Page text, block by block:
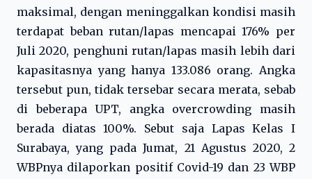
maksimal, dengan meninggalkan kondisi masih
terdapat beban rutan/lapas mencapai 176% per
Juli 2020, penghuni rutan/lapas masih lebih dari
kapasitasnya yang hanya 133.086 orang. Angka
tersebut pun, tidak tersebar secara merata, sebab
di beberapa UPT, angka overcrowding masih
berada diatas 100%. Sebut saja Lapas Kelas I
Surabaya, yang pada Jumat, 21 Agustus 2020, 2
WBPnya dilaporkan positif Covid-19 dan 23 WBP